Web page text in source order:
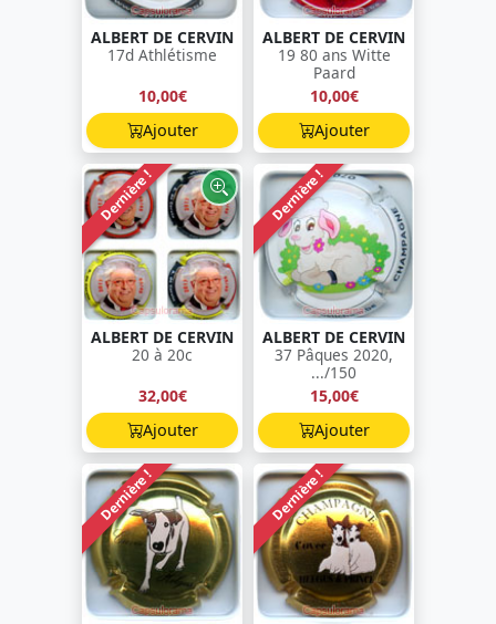
ALBERT DE CERVIN
17d Athlétisme
10,00€
Ajouter
ALBERT DE CERVIN
19 80 ans Witte
Paard
10,00€
Ajouter
Dernière !
ALBERT DE CERVIN
20 à 20c
32,00€
Ajouter
Dernière !
ALBERT DE CERVIN
37 Pâques 2020,
.../150
15,00€
Ajouter
Dernière ! Dernière !